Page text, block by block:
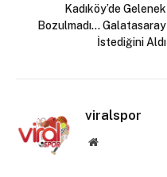
Kadıköy’de Gelenek
Bozulmadı… Galatasaray
İstediğini Aldı
viralspor
Website